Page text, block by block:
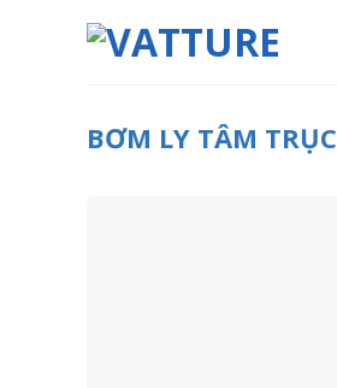
BƠM LY TÂM